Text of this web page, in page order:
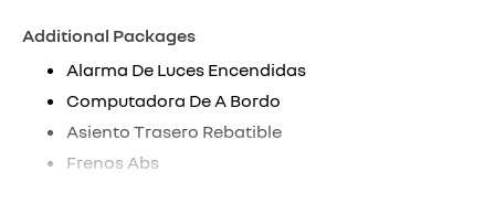
Additional Packages
Alarma De Luces Encendidas
Computadora De A Bordo
Asiento Trasero Rebatible
Frenos Abs